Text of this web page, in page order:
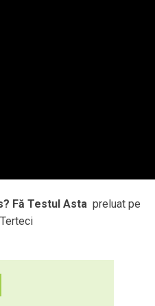
Fă Testul Asta preluat pe